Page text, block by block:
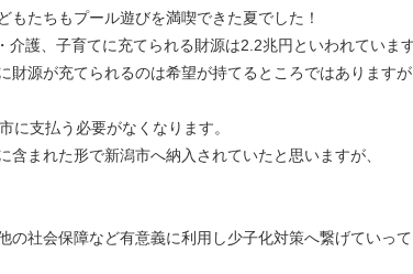
たちもプール遊びを満喫できた夏でした！
護、子育てに充てられる財源は2.2兆円といわれています
源が充てられるのは希望が持てるところではありますが
に支払う必要がなくなります。
まれた形で新潟市へ納入されていたと思いますが、
社会保障など有意義に利用し少子化対策へ繋げていっ